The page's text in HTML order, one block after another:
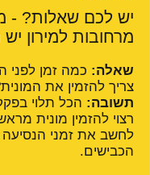
יש לכם שאלות? -
מרחובות למירון
שאלה: כמה זמן לפני
צריך להזמין את
תשובה: הכל תלוי
רצוי להזמין מונית
לחשב את זמני
הכבישים.